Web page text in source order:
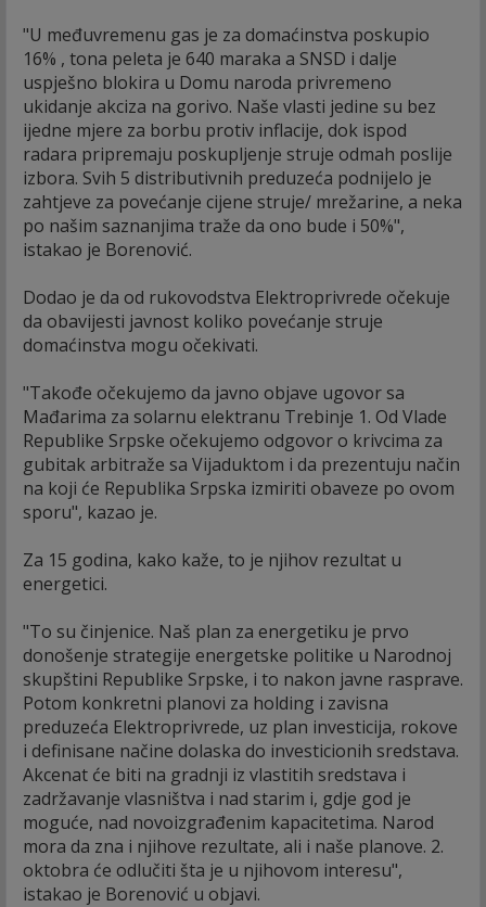
"U međuvremenu gas je za domaćinstva poskupio
16% , tona peleta je 640 maraka a SNSD i dalje
uspješno blokira u Domu naroda privremeno
ukidanje akciza na gorivo. Naše vlasti jedine su bez
ijedne mjere za borbu protiv inflacije, dok ispod
radara pripremaju poskupljenje struje odmah poslije
izbora. Svih 5 distributivnih preduzeća podnijelo je
zahtjeve za povećanje cijene struje/ mrežarine, a neka
po našim saznanjima traže da ono bude i 50%",
istakao je Borenović.
Dodao je da od rukovodstva Elektroprivrede očekuje
da obavijesti javnost koliko povećanje struje
domaćinstva mogu očekivati.
"Takođe očekujemo da javno objave ugovor sa
Mađarima za solarnu elektranu Trebinje 1. Od Vlade
Republike Srpske očekujemo odgovor o krivcima za
gubitak arbitraže sa Vijaduktom i da prezentuju način
na koji će Republika Srpska izmiriti obaveze po ovom
sporu", kazao je.
Za 15 godina, kako kaže, to je njihov rezultat u
energetici.
"To su činjenice. Naš plan za energetiku je prvo
donošenje strategije energetske politike u Narodnoj
skupštini Republike Srpske, i to nakon javne rasprave.
Potom konkretni planovi za holding i zavisna
preduzeća Elektroprivrede, uz plan investicija, rokove
i definisane načine dolaska do investicionih sredstava.
Akcenat će biti na gradnji iz vlastitih sredstava i
zadržavanje vlasništva i nad starim i, gdje god je
moguće, nad novoizgrađenim kapacitetima. Narod
mora da zna i njihove rezultate, ali i naše planove. 2.
oktobra će odlučiti šta je u njihovom interesu",
istakao je Borenović u objavi.